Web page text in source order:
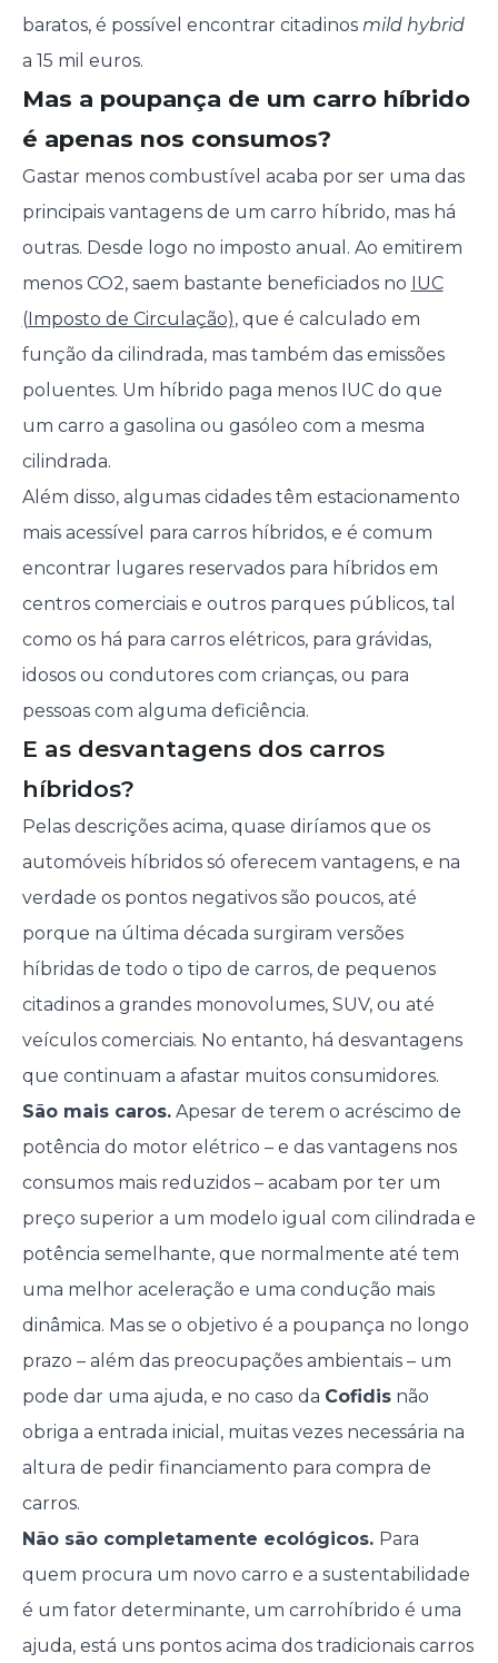
baratos, é possível encontrar citadinos mild hybrid
a 15 mil euros.
Mas a poupança de um carro híbrido
é apenas nos consumos?
Gastar menos combustível acaba por ser uma das
principais vantagens de um carro híbrido, mas há
outras. Desde logo no imposto anual. Ao emitirem
menos CO2, saem bastante beneficiados no IUC
(Imposto de Circulação), que é calculado em
função da cilindrada, mas também das emissões
poluentes. Um híbrido paga menos IUC do que
um carro a gasolina ou gasóleo com a mesma
cilindrada.
Além disso, algumas cidades têm estacionamento
mais acessível para carros híbridos, e é comum
encontrar lugares reservados para híbridos em
centros comerciais e outros parques públicos, tal
como os há para carros elétricos, para grávidas,
idosos ou condutores com crianças, ou para
pessoas com alguma deficiência.
E as desvantagens dos carros
híbridos?
Pelas descrições acima, quase diríamos que os
automóveis híbridos só oferecem vantagens, e na
verdade os pontos negativos são poucos, até
porque na última década surgiram versões
híbridas de todo o tipo de carros, de pequenos
citadinos a grandes monovolumes, SUV, ou até
veículos comerciais. No entanto, há desvantagens
que continuam a afastar muitos consumidores.
São mais caros.Apesar de terem o acréscimo de
potência do motor elétrico – e das vantagens nos
consumos mais reduzidos – acabam por ter um
preço superior a um modelo igual com cilindrada e
potência semelhante, que normalmente até tem
uma melhor aceleração e uma condução mais
dinâmica. Mas se o objetivo é a poupança no longo
prazo – além das preocupações ambientais – um
pode dar uma ajuda, e no caso da Cofidisnão
obriga a entrada inicial, muitas vezes necessária na
altura de pedir financiamento para compra de
carros.
Não são completamente ecológicos. Para
quem procura um novo carro e a sustentabilidade
é um fator determinante, um carrohíbrido é uma
ajuda, está uns pontos acima dos tradicionais carros